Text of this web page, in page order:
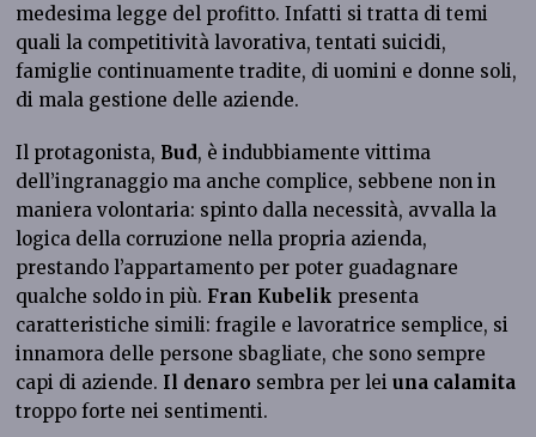
medesima legge del profitto. Infatti si tratta di temi
quali la competitività lavorativa, tentati suicidi,
famiglie continuamente tradite, di uomini e donne soli,
di mala gestione delle aziende.
Il protagonista, Bud, è indubbiamente vittima
dell’ingranaggio ma anche complice, sebbene non in
maniera volontaria: spinto dalla necessità, avvalla la
logica della corruzione nella propria azienda,
prestando l’appartamento per poter guadagnare
qualche soldo in più. Fran Kubelik presenta
caratteristiche simili: fragile e lavoratrice semplice, si
innamora delle persone sbagliate, che sono sempre
capi di aziende. Il denaro sembra per leiuna calamita
troppo forte nei sentimenti.